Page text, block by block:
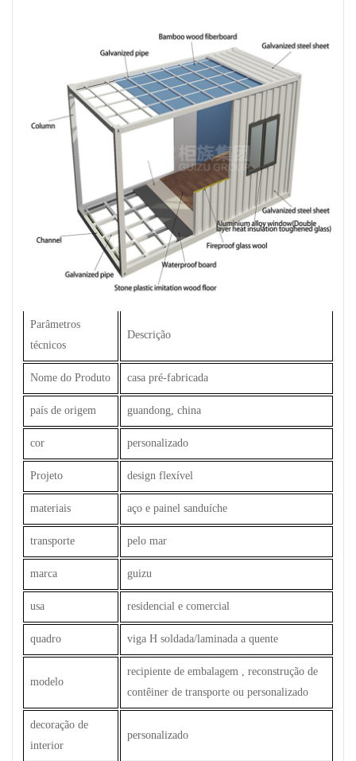
Parâmetros
técnicos
Descrição
Nome do Produto casa pré-fabricada
país de origem guandong, china
cor personalizado
Projeto design flexível
materiais aço e painel sanduíche
transporte pelo mar
marca guizu
usa residencial e comercial
quadro viga H soldada/laminada a quente
modelo
recipiente de embalagem , reconstrução de
contêiner de transporte ou personalizado
decoração de
interior
personalizado